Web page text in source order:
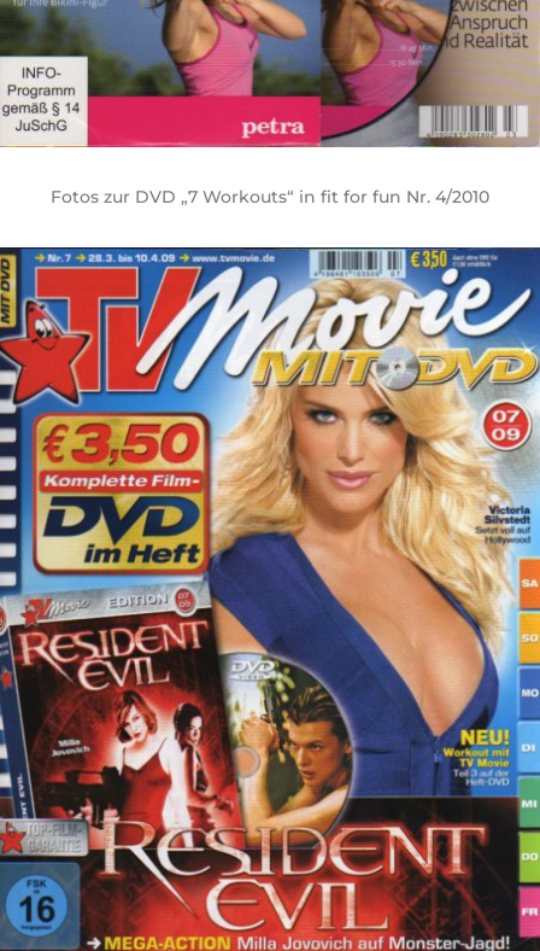
Fotos zur DVD „7 Workouts“ in fit for fun Nr. 4/2010